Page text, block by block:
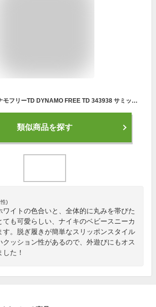
ナイキ NIKE ダイナモフリーTD DYNAMO FREE TD 343938 サミットホワイト/ピンクゲイズ 女の子 キッズ 子供靴 運動靴 通学靴 ベビーシューズ スニーカー 軽量 クッション性 屈曲性 カジュアル デイリー スポーツ スクール 学校
類似商品を探す
)
ワイトの色合いと、全体的に丸みを帯びた
ても可愛らしい、ナイキのベビースニーカ
す。脱ぎ履きが簡単なスリッポンスタイル
クッション性があるので、外遊びにもオス
た！